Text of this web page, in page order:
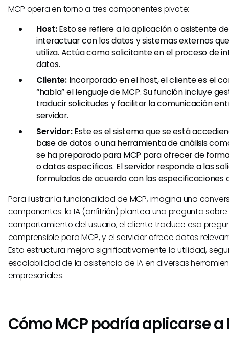
MCP opera en torno a tres componentes pivote:
Host:Esto se refiere a la aplicación o asistente
interactuar con los datos y sistemas externos
utiliza. Actúa como solicitante en el proceso de
datos.
Cliente:Incorporado en el host, el cliente es el
“habla” el lenguaje de MCP. Su función incluye
traducir solicitudes y facilitar la comunicación
servidor.
Servidor:Este es el sistema que se está
base de datos o una herramienta de análisis
se ha preparado para MCP para ofrecer de
o datos específicos. El servidor responde a las
formuladas de acuerdo con las especificaciones
Para ilustrar la funcionalidad de MCP, imagina una
componentes: la IA (anfitrión) plantea una pregunta sobre
comportamiento del usuario, el cliente traduce esa
comprensible para MCP, y el servidor ofrece datos
Esta estructura mejora significativamente la utilidad,
escalabilidad de la asistencia de IA en diversas
empresariales.
Cómo MCP podría aplicarse a